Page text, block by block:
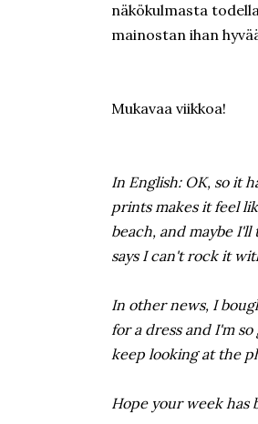
näkökulmasta
mainostan ihan
Mukavaa viikkoa!
In English: OK, so it
prints makes it feel
beach, and maybe
says I can't rock it
In other news, I
for a dress and I'm
keep looking at the
Hope your week has